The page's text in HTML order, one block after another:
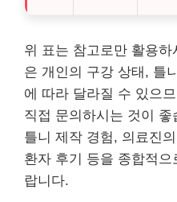
위 표는 참고로만 활용
은 개인의 구강 상태, 틀
에 따라 달라질 수 있으
직접 문의하시는 것이
틀니 제작 경험, 의료진
환자 후기 등을 종합적
랍니다.